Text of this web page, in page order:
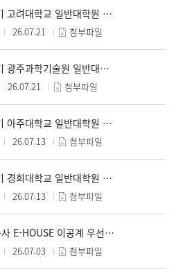
[대학원] 2026학년도 제2학기 고려대학교 일반대학원 학점교류 수강신청 안내(~7/30)
26.07.21 첨부파일
[대학원] 2026학년도 제2학기 광주과학기술원 일반대학원 학점교류 수강신청 안내(~7/21 12:00)
26.07.21 첨부파일
[대학원] 2026학년도 제2학기 아주대학교 일반대학원 학점교류 수강신청 안내(~7/19)
26.07.13 첨부파일
[대학원] 2026학년도 제2학기 경희대학교 일반대학원 학점교류 수강신청 안내(~8/2)
26.07.13 첨부파일
[대학원] 2026-2 대학원 기숙사 E-HOUSE 이공계 우선입사자 신청안내 (~7/8)
26.07.03 첨부파일